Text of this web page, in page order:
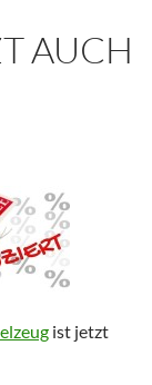
AUCH
ist jetzt